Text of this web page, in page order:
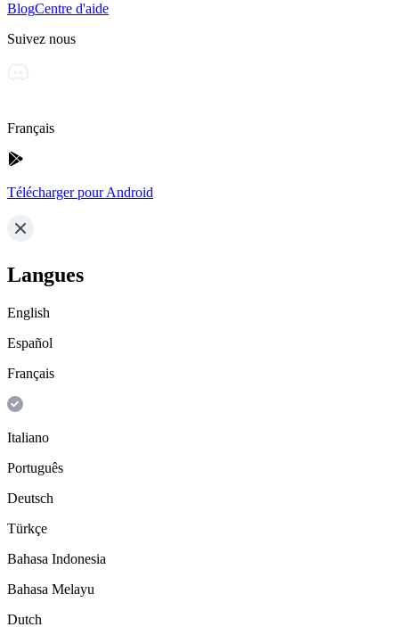
BlogCentre d'aide
Suivez nous
Français
Télécharger pour Android
Langues
English
Español
Français
Italiano
Português
Deutsch
Türkçe
Bahasa Indonesia
Bahasa Melayu
Dutch